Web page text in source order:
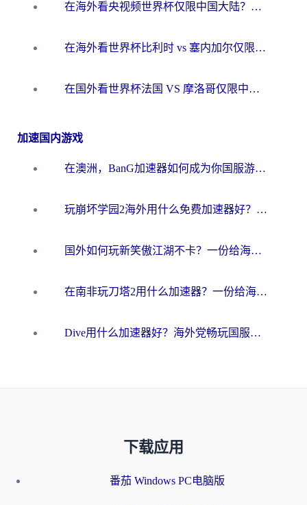
在海外看央视频世界杯仅限中国大陆？这篇指南帮你解锁中文解说+无卡顿直播
在海外看世界杯比利时 vs 塞内加尔仅限中国大陆？我找到了最流畅的中文解说之路
在国外看世界杯法国 VS 摩洛哥仅限中国大陆？海外党这样看中文解说赛事不卡顿
加速国内游戏
在澳洲，BanG加速器如何成为你国服游戏的“时光机”？
玩崩坏学园2海外用什么免费加速器好？2026海外党亲测国服游戏加速指南
国外如何玩新笑傲江湖不卡？一份给海外游子的终极网络指南
在南非玩刀塔2用什么加速器？一份给海外游子的终极生存指南
Dive用什么加速器好？海外党畅玩国服游戏的终极避坑指南
下载应用
番茄 Windows PC电脑版